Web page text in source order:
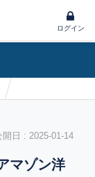
ログイン
日 : 2025-01-14
マゾン洋